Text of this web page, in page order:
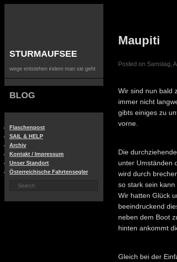
STURMAUFSEE
wege entstehen indem man sie geht
BLOG
Flaschenpost
SAIL & HELP
Archiv
Kontakt / Impressum
Unser Standort
Österreichische Fahrtensegler
Maupiti
Posted on Samstag,
Wir sind nun bald
immer nicht
gibts einiges zu
vorne.
Die
unter Umständen
wird durch
so stark sein kann
Wir hatten Glück
beeindruckend
neben dem Boot
hinten ankommt
Gleich bei der